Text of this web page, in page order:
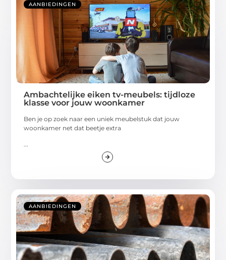
AANBIEDINGEN
Ambachtelijke eiken tv-meubels: tijdloze
klasse voor jouw woonkamer
Ben je op zoek naar een uniek meubelstuk dat jouw
woonkamer net dat beetje extra
...
AANBIEDINGEN